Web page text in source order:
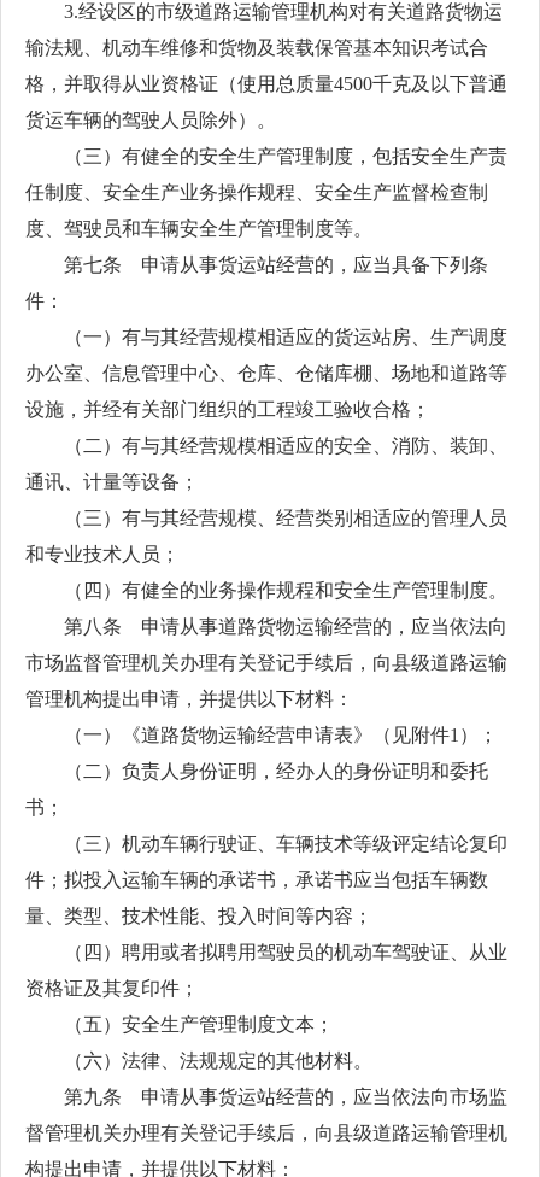
3.经设区的市级道路运输管理机构对有关道路货物运
输法规、机动车维修和货物及装载保管基本知识考试合
格，并取得从业资格证（使用总质量4500千克及以下普通
货运车辆的驾驶人员除外）。
（三）有健全的安全生产管理制度，包括安全生产责
任制度、安全生产业务操作规程、安全生产监督检查制
度、驾驶员和车辆安全生产管理制度等。
第七条 申请从事货运站经营的，应当具备下列条
件：
（一）有与其经营规模相适应的货运站房、生产调度
办公室、信息管理中心、仓库、仓储库棚、场地和道路等
设施，并经有关部门组织的工程竣工验收合格；
（二）有与其经营规模相适应的安全、消防、装卸、
通讯、计量等设备；
（三）有与其经营规模、经营类别相适应的管理人员
和专业技术人员；
（四）有健全的业务操作规程和安全生产管理制度。
第八条 申请从事道路货物运输经营的，应当依法向
市场监督管理机关办理有关登记手续后，向县级道路运输
管理机构提出申请，并提供以下材料：
（一）《道路货物运输经营申请表》（见附件1）；
（二）负责人身份证明，经办人的身份证明和委托
书；
（三）机动车辆行驶证、车辆技术等级评定结论复印
件；拟投入运输车辆的承诺书，承诺书应当包括车辆数
量、类型、技术性能、投入时间等内容；
（四）聘用或者拟聘用驾驶员的机动车驾驶证、从业
资格证及其复印件；
（五）安全生产管理制度文本；
（六）法律、法规规定的其他材料。
第九条 申请从事货运站经营的，应当依法向市场监
督管理机关办理有关登记手续后，向县级道路运输管理机
构提出申请，并提供以下材料：